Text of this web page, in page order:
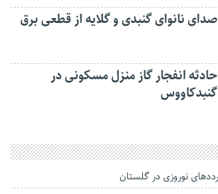
صدای نانوای گنبدی و گلایه از قطعی برق
حادثه انفجار گاز منزل مسکونی در
گنبدکاووس